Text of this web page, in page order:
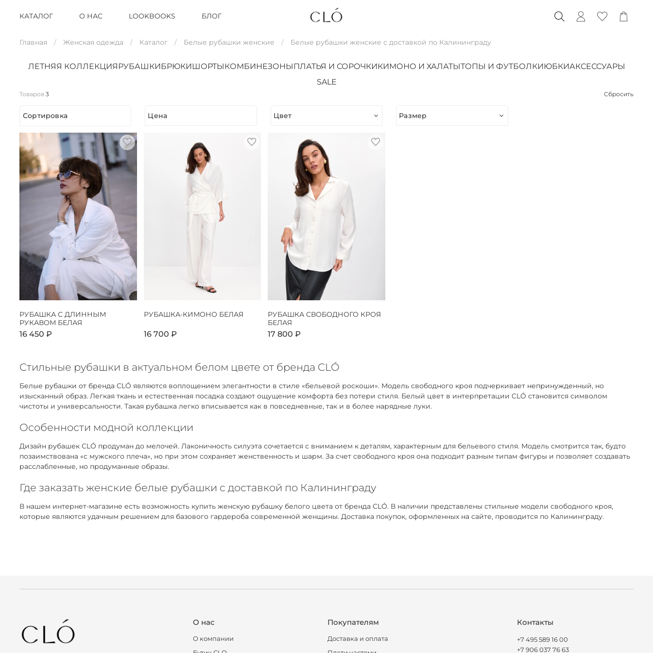
КАТАЛОГ О НАС LOOKBOOKS БЛОГ
Главная Женская одежда Каталог Белые рубашки женские Белые рубашки женские с доставкой по Калининграду
ЛЕТНЯЯ КОЛЛЕКЦИЯ РУБАШКИБРЮКИШОРТЫ КОМБИНЕЗОНЫ ПЛАТЬЯ И СОРОЧКИКИМОНО И ХАЛАТЫТОПЫ И ФУТБОЛКИЮБКИАКСЕССУАРЫ
SALE
Товаров 3 Сбросить
Сортировка Цена Цвет Размер
РУБАШКА С ДЛИННЫМ
РУКАВОМ БЕЛАЯ
16 450 ₽
РУБАШКА-КИМОНО БЕЛАЯ
16 700 ₽
РУБАШКА СВОБОДНОГО КРОЯ
БЕЛАЯ
17 800 ₽
Стильные рубашки в актуальном белом цвете от бренда CLÓ
Белые рубашки от бренда CLÓ являются воплощением элегантности в стиле «бельевой роскоши». Модель свободного кроя подчеркивает непринужденный, но
изысканный образ. Легкая ткань и естественная посадка создают ощущение комфорта без потери стиля. Белый цвет в интерпретации CLÓ становится символом
чистоты и универсальности. Такая рубашка легко вписывается как в повседневные, так и в более нарядные луки.
Особенности модной коллекции
Дизайн рубашек CLÓ продуман до мелочей. Лаконичность силуэта сочетается с вниманием к деталям, характерным для бельевого стиля. Модель смотрится так, будто
позаимствована «с мужского плеча», но при этом сохраняет женственность и шарм. За счет свободного кроя она подходит разным типам фигуры и позволяет создавать
расслабленные, но продуманные образы.
Где заказать женские белые рубашки с доставкой по Калининграду
В нашем интернет-магазине есть возможность купить женскую рубашку белого цвета от бренда CLÓ. В наличии представлены стильные модели свободного кроя,
которые являются удачным решением для базового гардероба современной женщины. Доставка покупок, оформленных на сайте, проводится по Калининграду.
О нас
О компании
Покупателям
Доставка и оплата
Контакты
+7 495 589 16 00
+7 906 037 76 63